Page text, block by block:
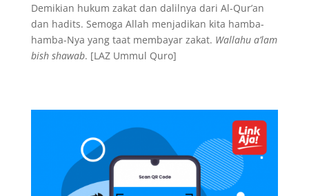
Demikian hukum zakat dan dalilnya dari Al-Qur’an
dan hadits. Semoga Allah menjadikan kita hamba-
hamba-Nya yang taat membayar zakat. Wallahu a’lam
bish shawab. [LAZ Ummul Quro]